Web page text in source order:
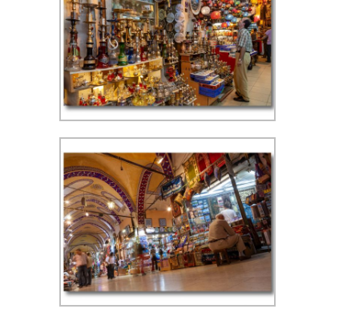
Kapalıçarşı (Grote Bazaar) - ISO
400, f/5.6, 1/30 sec, 24 mm, WB
automaat, indirect geflitst
Kapalıçarşı (Grote Bazaar) - ISO
400, f/5.6, 1/60 sec, 24 mm, WB
kunstlicht